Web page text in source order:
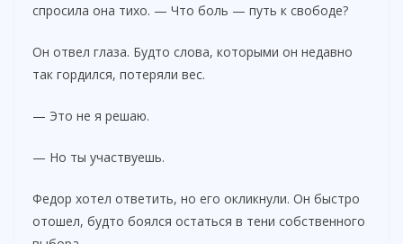
спросила она тихо. — Что боль — путь к свободе?
Он отвел глаза. Будто слова, которыми он недавно
так гордился, потеряли вес.
— Это не я решаю.
— Но ты участвуешь.
Федор хотел ответить, но его окликнули. Он быстро
отошел, будто боялся остаться в тени собственного